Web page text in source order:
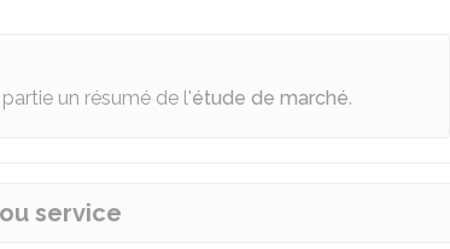
un résumé de l'étude de marché.
service